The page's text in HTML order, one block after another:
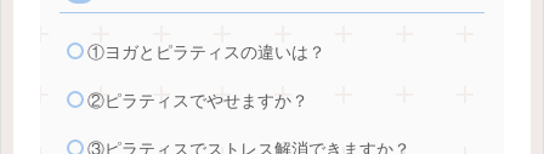
①ヨガとピラティスの違いは？
②ピラティスでやせますか？
③ピラティスでストレス解消できますか？